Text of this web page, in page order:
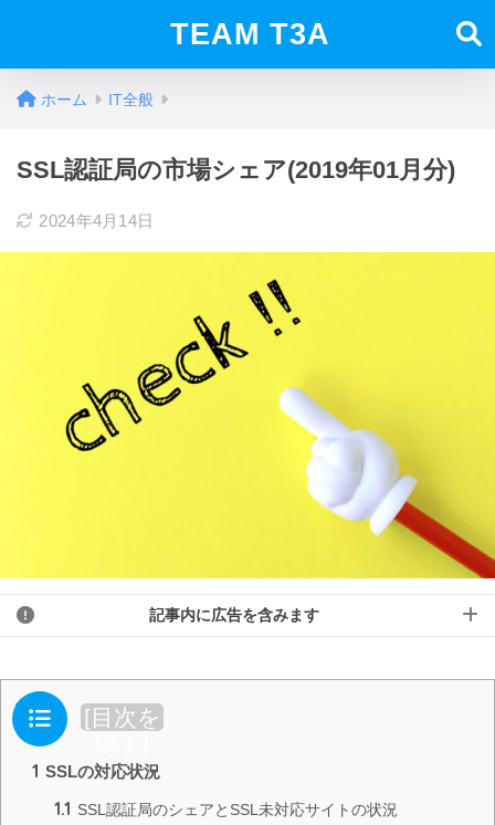
TEAM T3A
ホーム IT全般
SSL認証局の市場シェア(2019年01月分)
2024年4月14日
記事内に広告を含みます
目次 [目次を
1 SSLの対応状況
1.1 SSL認証局のシェアとSSL未対応サイトの状況